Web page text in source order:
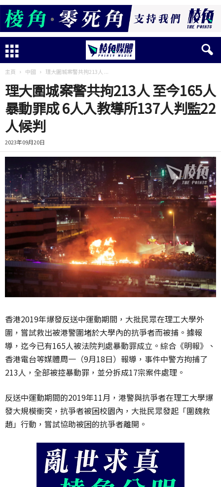
主頁 中國 理大圍城案警共拘213人 ...
理大圍城案警共拘213人 至今165人
暴動罪成 6人入教導所137人判監22
人候判
2023年09月20日
香港2019年爆發反送中運動期間，大批民眾在理工大學外
圍，嘗試救出被港警圍堵於大學內的抗爭者而被捕。據報
導，迄今已有165人被法院判處暴動罪成立。綜合《明報》、
香港電台等媒體周一（9月18日）報導，事件中警方拘捕了
213人，全部被控暴動罪，並分拆成17宗案件處理。
反送中運動期間的2019年11月，港警與抗爭者在理工大學爆
發大規模衝突，抗爭者被困校園內，大批民眾發起「圍魏救
趙」行動，嘗試協助被困的抗爭者離開。